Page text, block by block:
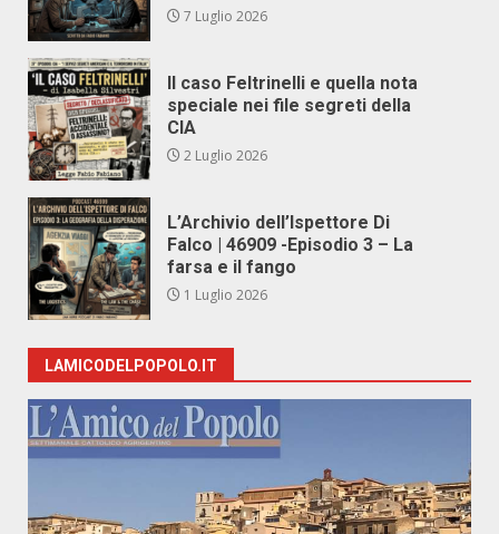
7 Luglio 2026
Il caso Feltrinelli e quella nota
speciale nei file segreti della
CIA
2 Luglio 2026
L’Archivio dell’Ispettore Di
Falco | 46909 -Episodio 3 – La
farsa e il fango
1 Luglio 2026
LAMICODELPOPOLO.IT